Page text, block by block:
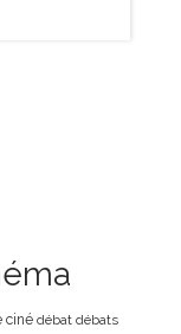
ciné débat débats